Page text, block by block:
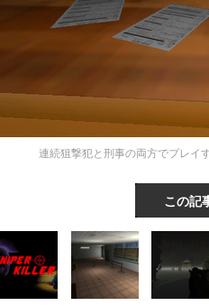
連続狙撃犯と刑事の両方でプレイ
この記